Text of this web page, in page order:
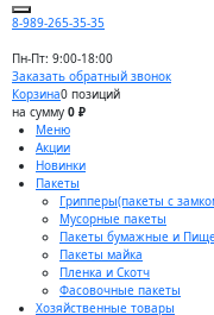
8-989-265-35-35
Пн-Пт: 9:00-18:00
Заказать обратный звонок
Корзина0 позиций
на сумму 0 ₽
Меню
Акции
Новинки
Пакеты
Грипперы(пакеты с
Мусорные пакеты
Пакеты бумажные и
Пакеты майка
Пленка и Скотч
Фасовочные пакеты
Хозяйственные товары